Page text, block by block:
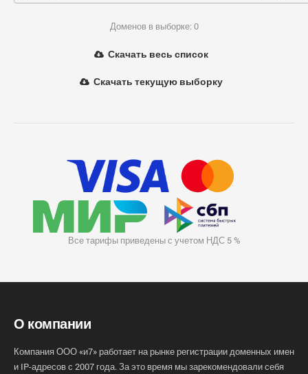
Доменов в выборке: 0
Скачать весь список
Скачать текущую выборку
Все тарифы приведены с учетом НДС 5 %
О компании
Компания ООО «и7» работает на рынке регистрации доменных имен
и IP-адресов с 2007 года. За это время мы зарекомендовали себя